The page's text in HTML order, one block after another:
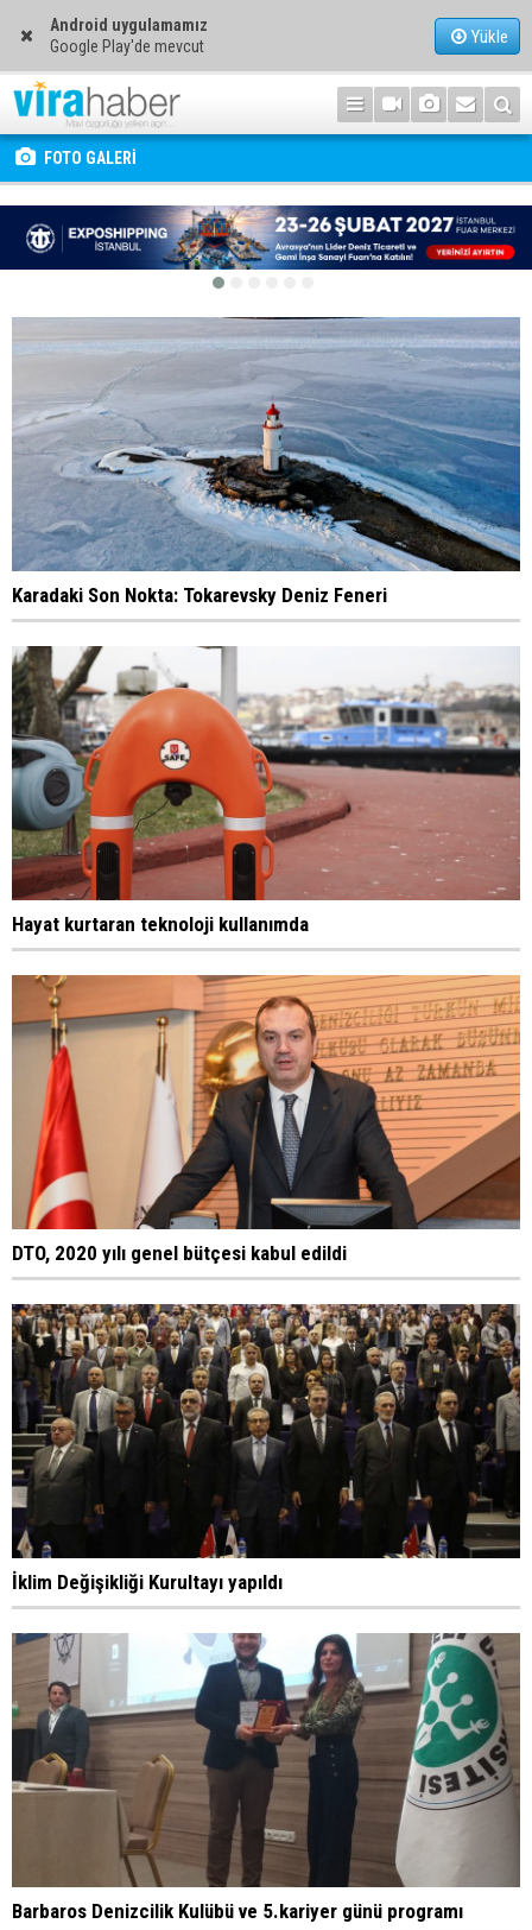
Android uygulamamız
Google Play'de mevcut
Yükle
FOTO GALERİ
Karadaki Son Nokta: Tokarevsky Deniz Feneri
Hayat kurtaran teknoloji kullanımda
DTO, 2020 yılı genel bütçesi kabul edildi
İklim Değişikliği Kurultayı yapıldı
Barbaros Denizcilik Kulübü ve 5.kariyer günü programı